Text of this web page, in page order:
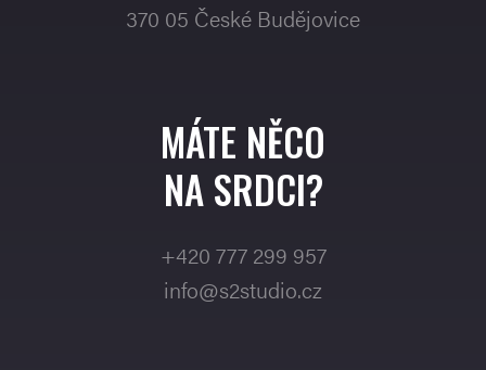
370 05 České Budějovice
MÁTE NĚCO
NA SRDCI?
+420 777 299 957
info@s2studio.cz